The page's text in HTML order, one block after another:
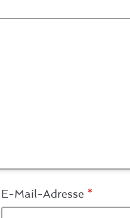
E-Mail-Adresse *